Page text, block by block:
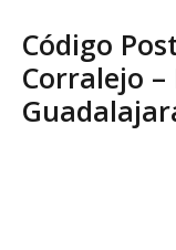
Código
Corralejo